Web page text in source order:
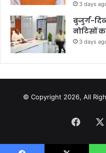
3 days
बुजुर्ग-
नोटिसों
3 days
© Copyright 2026, All